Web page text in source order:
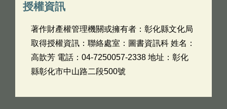
授權資訊
著作財產權管理機關或擁有者：彰化縣文化局
取得授權資訊：聯絡處室：圖書資訊科 姓名：
高歆芳 電話：04-7250057-2338 地址：彰化
縣彰化市中山路二段500號